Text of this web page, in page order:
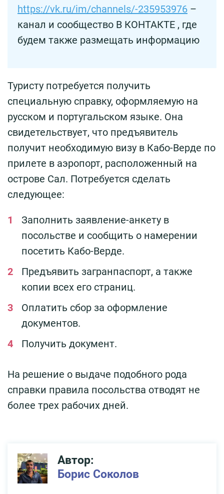
https://vk.ru/im/channels/-235953976 –
канал и сообщество В КОНТАКТЕ , где
будем также размещать информацию
Туристу потребуется получить
специальную справку, оформляемую на
русском и португальском языке. Она
свидетельствует, что предъявитель
получит необходимую визу в Кабо-Верде по
прилете в аэропорт, расположенный на
острове Сал. Потребуется сделать
следующее:
Заполнить заявление-анкету в
посольстве и сообщить о намерении
посетить Кабо-Верде.
Предъявить загранпаспорт, а также
копии всех его страниц.
Оплатить сбор за оформление
документов.
Получить документ.
На решение о выдаче подобного рода
справки правила посольства отводят не
более трех рабочих дней.
Автор:
Борис Соколов